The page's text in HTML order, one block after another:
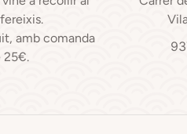
amb comanda
25€.